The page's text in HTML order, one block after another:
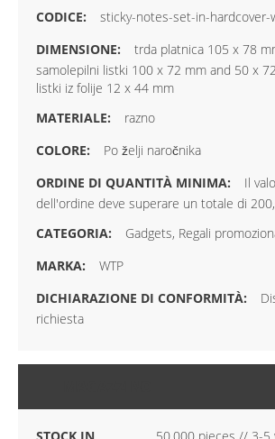
sticky-notes-set-in-hardcover-
trda platnica 105 x 78
samolepilni listki 100 x 72 mm and 50 x
listki iz folije 12 x 44 mm
razno
Po želji naročnika
Il
dell'ordine deve superare un totale di
Gadgets, Regali
WTP
richiesta